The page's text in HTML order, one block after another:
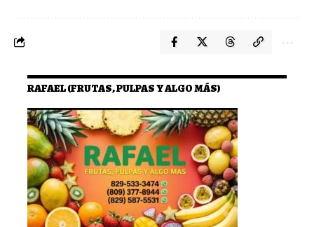
RAFAEL (FRUTAS, PULPAS Y ALGO MÁS)